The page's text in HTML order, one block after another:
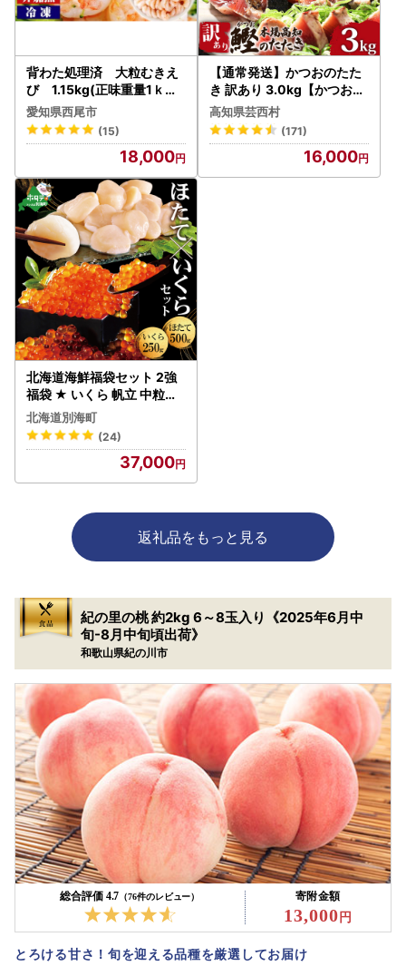
背わた処理済 大粒むきえ
び 1.15kg(正味重量1ｋｇ
、約50～80尾)×2袋・K17
2-18
愛知県西尾市
(15)
18,000
【通常発送】かつおのたた
き 訳あり 3.0kg【かつおの
たたき】
高知県芸西村
(171)
16,000
北海道海鮮福袋セット 2強
福袋 ★ いくら 帆立 中粒ホ
タテ 500g（約35粒）&い
くら醤油漬け250g
北海道別海町
(24)
37,000
返礼品をもっと見る
紀の里の桃 約2kg 6～8玉入り《2025年6月中
旬-8月中旬頃出荷》
和歌山県紀の川市
総合評価 4.7 （76件のレビュー） 寄附金額
13,000
とろける甘さ！旬を迎える品種を厳選してお届け